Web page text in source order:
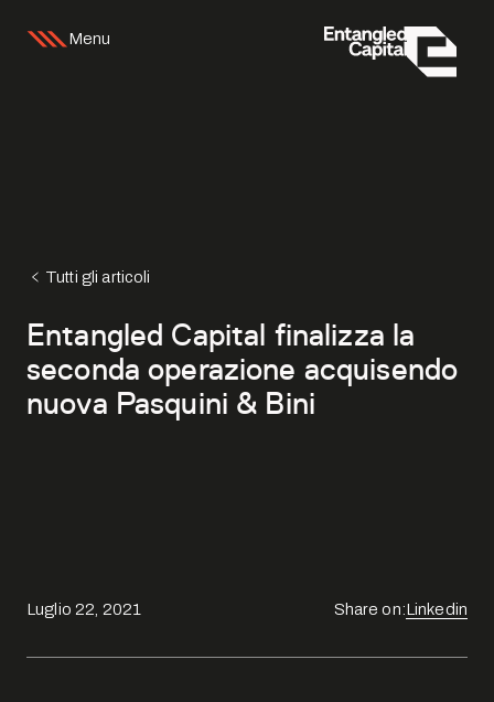
Menu
Tutti gli articoli
Entangled Capital finalizza la
seconda operazione acquisendo
nuova Pasquini & Bini
Luglio 22, 2021 Share on:Linkedin